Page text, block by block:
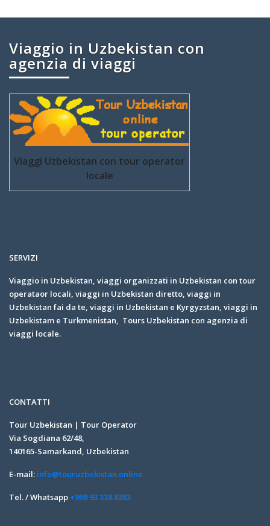
Viaggio in Uzbekistan con
agenzia di viaggi
Viaggi Uzbekistan con tour operator
locale
SERVIZI
Viaggio in Uzbekistan, viaggi organizzati in Uzbekistan con tour
operataor locali, viaggi in Uzbekistan diretto, viaggi in
Uzbekistan fai da te, viaggi in Uzbekistan e Kyrgyzstan, viaggi in
Uzbekistam e Turkmenistan, Tours Uzbekistan con agenzia di
viaggi locale.
CONTATTI
Tour Uzbekistan | Tour Operator
Via Sogdiana 62/48,
140165-Samarkand, Uzbekistan
E-mail: info@touruzbekistan.online
Tel. / Whatsapp +998 93 338 8383